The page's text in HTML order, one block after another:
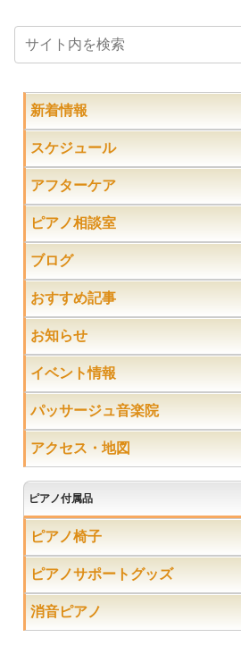
新着情報
スケジュール
アフターケア
ピアノ相談室
ブログ
おすすめ記事
お知らせ
イベント情報
パッサージュ音楽院
アクセス・地図
ピアノ付属品
ピアノ椅子
ピアノサポートグ
消音ピアノ